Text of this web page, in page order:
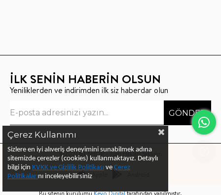
İLK SENİN HABERİN OLSUN
Yeniliklerden ve indirimden ilk siz haberdar olun
GÖNDER
©2021 BT SHOP - Tüm Hakları Saklıdır.
Apple
Bu sitenin kurulumuKeyo Digitaltarafından yapılmıştır.
Çerez Kullanımı
Sizlere en iyi alıveriş deneyimini sunabilmek adına
sitemizde çerezler (cookies) kullanmaktayız. Detaylı
bilgi için KVKK ve Gizlilik Politikası ve Çerez
Politikalarını inceleyebilirsiniz